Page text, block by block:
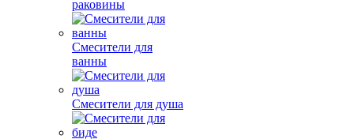
раковины
Смесители для
ванны
Смесители для душа